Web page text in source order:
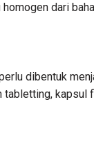
dari
dibentuk
kapsul